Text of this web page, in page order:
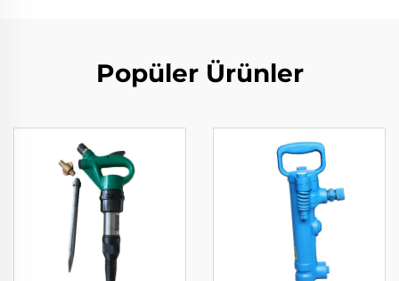
Popüler Ürünler